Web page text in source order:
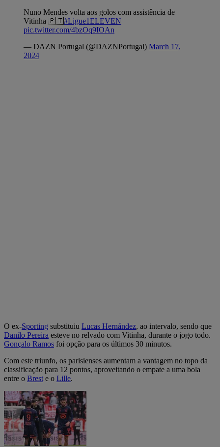
Nuno Mendes volta aos golos com assistência de
Vitinha 🇵🇹#Ligue1ELEVEN
pic.twitter.com/4bzOq9IOAn
— DAZN Portugal (@DAZNPortugal) March 17,
2024
O ex-Sporting substituiu Lucas Hernández, ao intervalo, sendo que
Danilo Pereira esteve no relvado com Vitinha, durante o jogo todo.
Gonçalo Ramos foi opção para os últimos 30 minutos.
Com este triunfo, os parisienses aumentam a vantagem no topo da
classificação para 12 pontos, aproveitando o empate a uma bola
entre o Brest e o Lille.